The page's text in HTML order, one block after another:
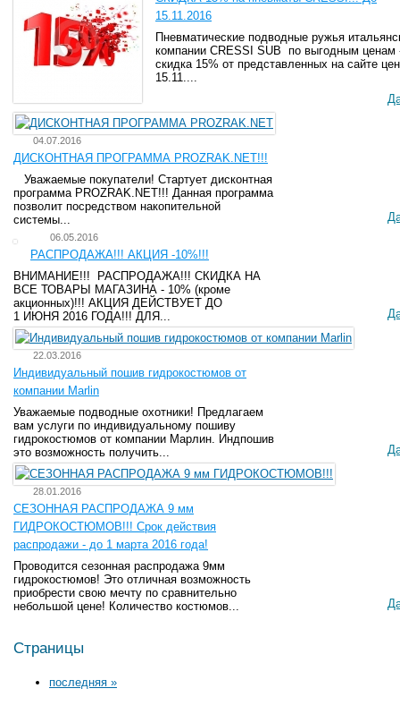
15.11.2016
Пневматические подводные ружья
компании CRESSI SUB по выгодным ценам
скидка 15% от представленных на сайте
15.11....
04.07.2016
ДИСКОНТНАЯ ПРОГРАММА PROZRAK.NET!!!
Уважаемые покупатели! Стартует дисконтная
программа PROZRAK.NET!!! Данная программа
позволит посредством накопительной
системы...
06.05.2016
РАСПРОДАЖА!!! АКЦИЯ -10%!!!
ВНИМАНИЕ!!! РАСПРОДАЖА!!! СКИДКА НА
ВСЕ ТОВАРЫ МАГАЗИНА - 10% (кроме
акционных)!!! АКЦИЯ ДЕЙСТВУЕТ ДО
1 ИЮНЯ 2016 ГОДА!!! ДЛЯ...
22.03.2016
Индивидуальный пошив гидрокостюмов от
компании Marlin
Уважаемые подводные охотники! Предлагаем
вам услуги по индивидуальному пошиву
гидрокостюмов от компании Марлин. Индпошив
это возможность получить...
28.01.2016
СЕЗОННАЯ РАСПРОДАЖА 9 мм
ГИДРОКОСТЮМОВ!!! Срок действия
распродажи - до 1 марта 2016 года!
Проводится сезонная распродажа 9мм
гидрокостюмов! Это отличная возможность
приобрести свою мечту по сравнительно
небольшой цене! Количество костюмов...
Страницы
последняя »